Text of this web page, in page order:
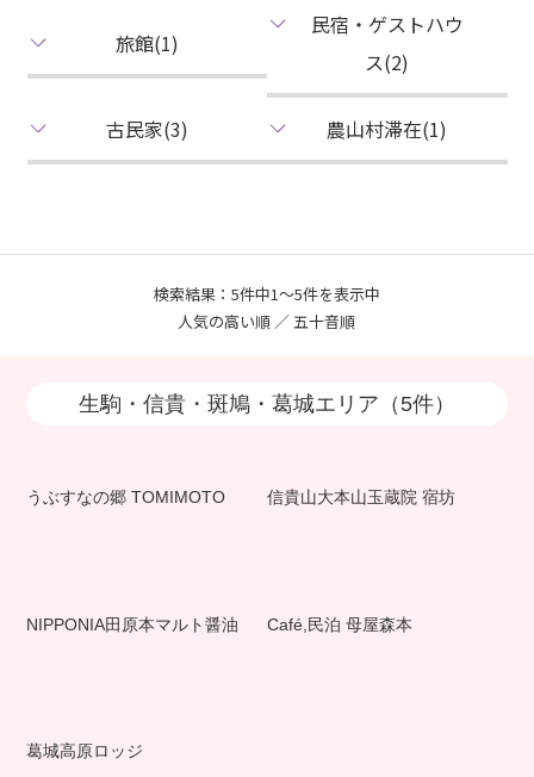
旅館(1)
民宿・ゲストハウ
ス(2)
古民家(3) 農山村滞在(1)
検索結果：5件中1～5件を表示中
人気の高い順 ／ 五十音順
生駒・信貴・斑鳩・葛城エリア（5件）
うぶすなの郷 TOMIMOTO 信貴山大本山玉蔵院 宿坊
NIPPONIA田原本マルト醤油 Café,民泊 母屋森本
葛城高原ロッジ